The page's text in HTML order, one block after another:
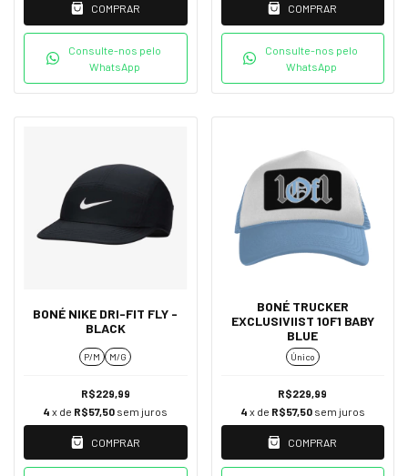
COMPRAR
Consulte-nos pelo
WhatsApp
COMPRAR
Consulte-nos pelo
WhatsApp
BONÉ NIKE DRI-FIT FLY -
BLACK
P/M M/G
R$229,99
4 x de R$57,50 sem juros
COMPRAR
BONÉ TRUCKER
EXCLUSIVIIST 1OF1 BABY
BLUE
Único
R$229,99
4 x de R$57,50 sem juros
COMPRAR